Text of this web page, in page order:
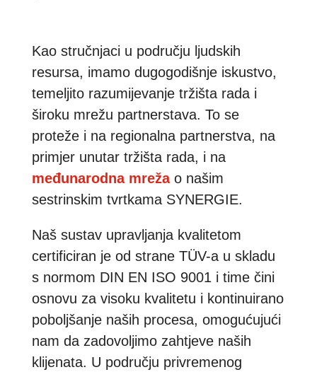
Kao stručnjaci u području ljudskih
resursa, imamo dugogodišnje iskustvo,
temeljito razumijevanje tržišta rada i
široku mrežu partnerstava. To se
proteže i na regionalna partnerstva, na
primjer unutar tržišta rada, i na
međunarodna mrežao našim
sestrinskim tvrtkama SYNERGIE.
Naš sustav upravljanja kvalitetom
certificiran je od strane TÜV-a u skladu
s normom DIN EN ISO 9001 i time čini
osnovu za visoku kvalitetu i kontinuirano
poboljšanje naših procesa, omogućujući
nam da zadovoljimo zahtjeve naših
klijenata. U području privremenog